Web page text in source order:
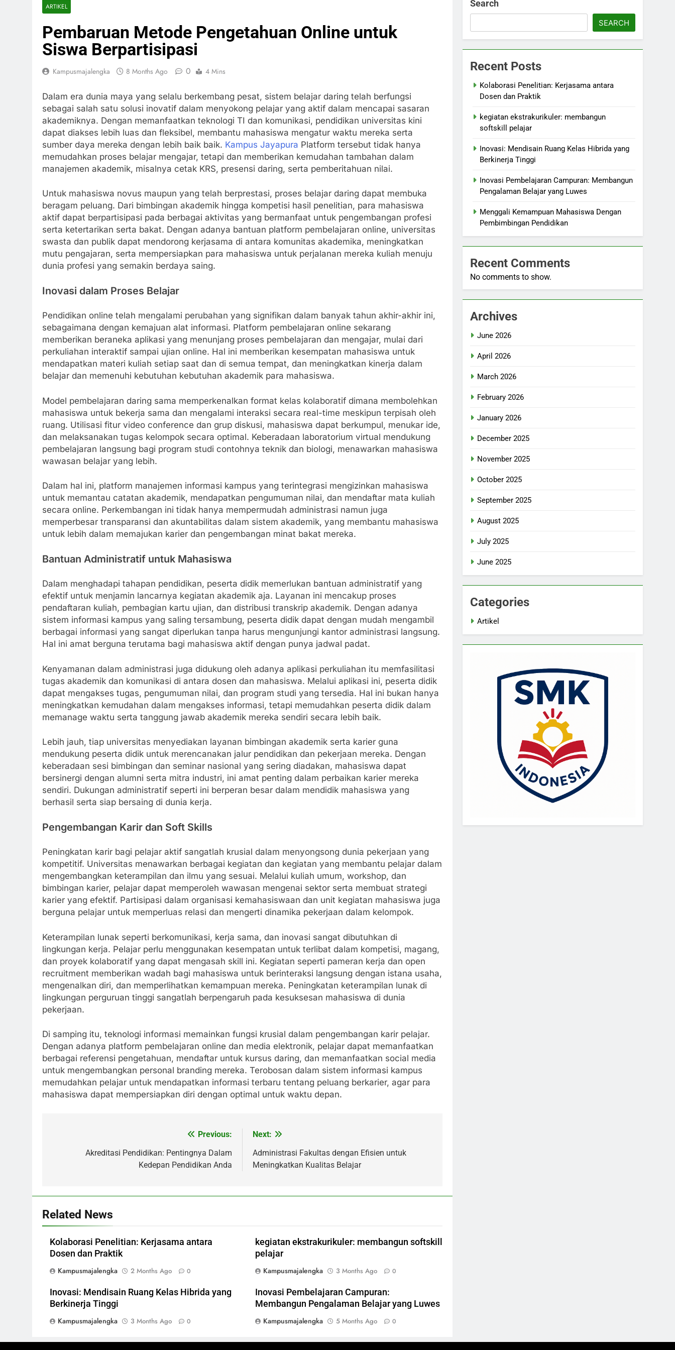
ARTIKEL
Pembaruan Metode Pengetahuan Online untuk
Siswa Berpartisipasi
Kampusmajalengka 8 Months Ago 0 4 Mins
Dalam era dunia maya yang selalu berkembang pesat, sistem belajar daring telah berfungsi
sebagai salah satu solusi inovatif dalam menyokong pelajar yang aktif dalam mencapai sasaran
akademiknya. Dengan memanfaatkan teknologi TI dan komunikasi, pendidikan universitas kini
dapat diakses lebih luas dan fleksibel, membantu mahasiswa mengatur waktu mereka serta
sumber daya mereka dengan lebih baik baik. Kampus Jayapura Platform tersebut tidak hanya
memudahkan proses belajar mengajar, tetapi dan memberikan kemudahan tambahan dalam
manajemen akademik, misalnya cetak KRS, presensi daring, serta pemberitahuan nilai.
Untuk mahasiswa novus maupun yang telah berprestasi, proses belajar daring dapat membuka
beragam peluang. Dari bimbingan akademik hingga kompetisi hasil penelitian, para mahasiswa
aktif dapat berpartisipasi pada berbagai aktivitas yang bermanfaat untuk pengembangan profesi
serta ketertarikan serta bakat. Dengan adanya bantuan platform pembelajaran online, universitas
swasta dan publik dapat mendorong kerjasama di antara komunitas akademika, meningkatkan
mutu pengajaran, serta mempersiapkan para mahasiswa untuk perjalanan mereka kuliah menuju
dunia profesi yang semakin berdaya saing.
Inovasi dalam Proses Belajar
Pendidikan online telah mengalami perubahan yang signifikan dalam banyak tahun akhir-akhir ini,
sebagaimana dengan kemajuan alat informasi. Platform pembelajaran online sekarang
memberikan beraneka aplikasi yang menunjang proses pembelajaran dan mengajar, mulai dari
perkuliahan interaktif sampai ujian online. Hal ini memberikan kesempatan mahasiswa untuk
mendapatkan materi kuliah setiap saat dan di semua tempat, dan meningkatkan kinerja dalam
belajar dan memenuhi kebutuhan kebutuhan akademik para mahasiswa.
Model pembelajaran daring sama memperkenalkan format kelas kolaboratif dimana membolehkan
mahasiswa untuk bekerja sama dan mengalami interaksi secara real-time meskipun terpisah oleh
ruang. Utilisasi fitur video conference dan grup diskusi, mahasiswa dapat berkumpul, menukar ide,
dan melaksanakan tugas kelompok secara optimal. Keberadaan laboratorium virtual mendukung
pembelajaran langsung bagi program studi contohnya teknik dan biologi, menawarkan mahasiswa
wawasan belajar yang lebih.
Dalam hal ini, platform manajemen informasi kampus yang terintegrasi mengizinkan mahasiswa
untuk memantau catatan akademik, mendapatkan pengumuman nilai, dan mendaftar mata kuliah
secara online. Perkembangan ini tidak hanya mempermudah administrasi namun juga
memperbesar transparansi dan akuntabilitas dalam sistem akademik, yang membantu mahasiswa
untuk lebih dalam memajukan karier dan pengembangan minat bakat mereka.
Bantuan Administratif untuk Mahasiswa
Dalam menghadapi tahapan pendidikan, peserta didik memerlukan bantuan administratif yang
efektif untuk menjamin lancarnya kegiatan akademik aja. Layanan ini mencakup proses
pendaftaran kuliah, pembagian kartu ujian, dan distribusi transkrip akademik. Dengan adanya
sistem informasi kampus yang saling tersambung, peserta didik dapat dengan mudah mengambil
berbagai informasi yang sangat diperlukan tanpa harus mengunjungi kantor administrasi langsung.
Hal ini amat berguna terutama bagi mahasiswa aktif dengan punya jadwal padat.
Kenyamanan dalam administrasi juga didukung oleh adanya aplikasi perkuliahan itu memfasilitasi
tugas akademik dan komunikasi di antara dosen dan mahasiswa. Melalui aplikasi ini, peserta didik
dapat mengakses tugas, pengumuman nilai, dan program studi yang tersedia. Hal ini bukan hanya
meningkatkan kemudahan dalam mengakses informasi, tetapi memudahkan peserta didik dalam
memanage waktu serta tanggung jawab akademik mereka sendiri secara lebih baik.
Lebih jauh, tiap universitas menyediakan layanan bimbingan akademik serta karier guna
mendukung peserta didik untuk merencanakan jalur pendidikan dan pekerjaan mereka. Dengan
keberadaan sesi bimbingan dan seminar nasional yang sering diadakan, mahasiswa dapat
bersinergi dengan alumni serta mitra industri, ini amat penting dalam perbaikan karier mereka
sendiri. Dukungan administratif seperti ini berperan besar dalam mendidik mahasiswa yang
berhasil serta siap bersaing di dunia kerja.
Pengembangan Karir dan Soft Skills
Peningkatan karir bagi pelajar aktif sangatlah krusial dalam menyongsong dunia pekerjaan yang
kompetitif. Universitas menawarkan berbagai kegiatan dan kegiatan yang membantu pelajar dalam
mengembangkan keterampilan dan ilmu yang sesuai. Melalui kuliah umum, workshop, dan
bimbingan karier, pelajar dapat memperoleh wawasan mengenai sektor serta membuat strategi
karier yang efektif. Partisipasi dalam organisasi kemahasiswaan dan unit kegiatan mahasiswa juga
berguna pelajar untuk memperluas relasi dan mengerti dinamika pekerjaan dalam kelompok.
Keterampilan lunak seperti berkomunikasi, kerja sama, dan inovasi sangat dibutuhkan di
lingkungan kerja. Pelajar perlu menggunakan kesempatan untuk terlibat dalam kompetisi, magang,
dan proyek kolaboratif yang dapat mengasah skill ini. Kegiatan seperti pameran kerja dan open
recruitment memberikan wadah bagi mahasiswa untuk berinteraksi langsung dengan istana usaha,
mengenalkan diri, dan memperlihatkan kemampuan mereka. Peningkatan keterampilan lunak di
lingkungan perguruan tinggi sangatlah berpengaruh pada kesuksesan mahasiswa di dunia
pekerjaan.
Di samping itu, teknologi informasi memainkan fungsi krusial dalam pengembangan karir pelajar.
Dengan adanya platform pembelajaran online dan media elektronik, pelajar dapat memanfaatkan
berbagai referensi pengetahuan, mendaftar untuk kursus daring, dan memanfaatkan social media
untuk mengembangkan personal branding mereka. Terobosan dalam sistem informasi kampus
memudahkan pelajar untuk mendapatkan informasi terbaru tentang peluang berkarier, agar para
mahasiswa dapat mempersiapkan diri dengan optimal untuk waktu depan.
navigation
Previous:
Akreditasi Pendidikan: Pentingnya Dalam
Kedepan Pendidikan Anda
Next:
Administrasi Fakultas dengan Efisien untuk
Meningkatkan Kualitas Belajar
Related News
Kolaborasi Penelitian: Kerjasama antara
Dosen dan Praktik
Kampusmajalengka
2 Months Ago 0
kegiatan ekstrakurikuler: membangun softskill
pelajar
Kampusmajalengka
3 Months Ago 0
Inovasi: Mendisain Ruang Kelas Hibrida yang
Berkinerja Tinggi
Kampusmajalengka
3 Months Ago 0
Inovasi Pembelajaran Campuran:
Membangun Pengalaman Belajar yang Luwes
Kampusmajalengka
5 Months Ago 0
Search
SEARCH
Recent Posts
Kolaborasi Penelitian: Kerjasama antara
Dosen dan Praktik
kegiatan ekstrakurikuler: membangun
softskill pelajar
Inovasi: Mendisain Ruang Kelas Hibrida yang
Berkinerja Tinggi
Inovasi Pembelajaran Campuran: Membangun
Pengalaman Belajar yang Luwes
Menggali Kemampuan Mahasiswa Dengan
Pembimbingan Pendidikan
Recent Comments
No comments to show.
Archives
June 2026
April 2026
March 2026
February 2026
January 2026
December 2025
November 2025
October 2025
September 2025
August 2025
July 2025
June 2025
Categories
Artikel